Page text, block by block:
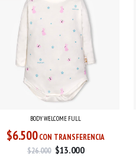
BODY WELCOME FULL
$6.500 CON TRANSFERENCIA
$26.000 $13.000